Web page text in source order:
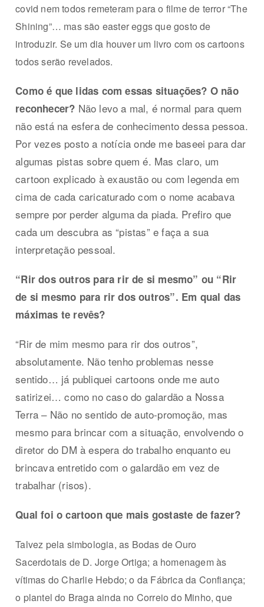
covid nem todos remeteram para o filme de terror “The
Shining”… mas são easter eggs que gosto de
introduzir. Se um dia houver um livro com os cartoons
todos serão revelados.
Como é que lidas com essas situações? O não
reconhecer? Não levo a mal, é normal para quem
não está na esfera de conhecimento dessa pessoa.
Por vezes posto a notícia onde me baseei para dar
algumas pistas sobre quem é. Mas claro, um
cartoon explicado à exaustão ou com legenda em
cima de cada caricaturado com o nome acabava
sempre por perder alguma da piada. Prefiro que
cada um descubra as “pistas” e faça a sua
interpretação pessoal.
“Rir dos outros para rir de si mesmo” ou “Rir
de si mesmo para rir dos outros”. Em qual das
máximas te revês?
“Rir de mim mesmo para rir dos outros”,
absolutamente. Não tenho problemas nesse
sentido… já publiquei cartoons onde me auto
satirizei… como no caso do galardão a Nossa
Terra – Não no sentido de auto-promoção, mas
mesmo para brincar com a situação, envolvendo o
diretor do DM à espera do trabalho enquanto eu
brincava entretido com o galardão em vez de
trabalhar (risos).
Qual foi o cartoon que mais gostaste de fazer?
Talvez pela simbologia, as Bodas de Ouro
Sacerdotais de D. Jorge Ortiga; a homenagem às
vítimas do Charlie Hebdo; o da Fábrica da Confiança;
o plantel do Braga ainda no Correio do Minho, que